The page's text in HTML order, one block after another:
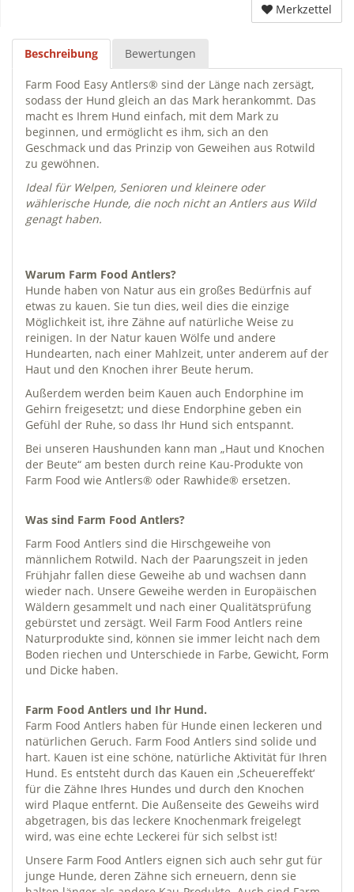
Merkzettel
Beschreibung Bewertungen
Farm Food Easy Antlers® sind der Länge nach zersägt,
sodass der Hund gleich an das Mark herankommt. Das
macht es Ihrem Hund einfach, mit dem Mark zu
beginnen, und ermöglicht es ihm, sich an den
Geschmack und das Prinzip von Geweihen aus Rotwild
zu gewöhnen.
Ideal für Welpen, Senioren und kleinere oder
wählerische Hunde, die noch nicht an Antlers aus Wild
genagt haben.
Warum Farm Food Antlers?
Hunde haben von Natur aus ein großes Bedürfnis auf
etwas zu kauen. Sie tun dies, weil dies die einzige
Möglichkeit ist, ihre Zähne auf natürliche Weise zu
reinigen. In der Natur kauen Wölfe und andere
Hundearten, nach einer Mahlzeit, unter anderem auf der
Haut und den Knochen ihrer Beute herum.
Außerdem werden beim Kauen auch Endorphine im
Gehirn freigesetzt; und diese Endorphine geben ein
Gefühl der Ruhe, so dass Ihr Hund sich entspannt.
Bei unseren Haushunden kann man „Haut und Knochen
der Beute“ am besten durch reine Kau-Produkte von
Farm Food wie Antlers® oder Rawhide® ersetzen.
Was sind Farm Food Antlers?
Farm Food Antlers sind die Hirschgeweihe von
männlichem Rotwild. Nach der Paarungszeit in jeden
Frühjahr fallen diese Geweihe ab und wachsen dann
wieder nach. Unsere Geweihe werden in Europäischen
Wäldern gesammelt und nach einer Qualitätsprüfung
gebürstet und zersägt. Weil Farm Food Antlers reine
Naturprodukte sind, können sie immer leicht nach dem
Boden riechen und Unterschiede in Farbe, Gewicht, Form
und Dicke haben.
Farm Food Antlers und Ihr Hund.
Farm Food Antlers haben für Hunde einen leckeren und
natürlichen Geruch. Farm Food Antlers sind solide und
hart. Kauen ist eine schöne, natürliche Aktivität für Ihren
Hund. Es entsteht durch das Kauen ein ‚Scheuereffekt‘
für die Zähne Ihres Hundes und durch den Knochen
wird Plaque entfernt. Die Außenseite des Geweihs wird
abgetragen, bis das leckere Knochenmark freigelegt
wird, was eine echte Leckerei für sich selbst ist!
Unsere Farm Food Antlers eignen sich auch sehr gut für
junge Hunde, deren Zähne sich erneuern, denn sie